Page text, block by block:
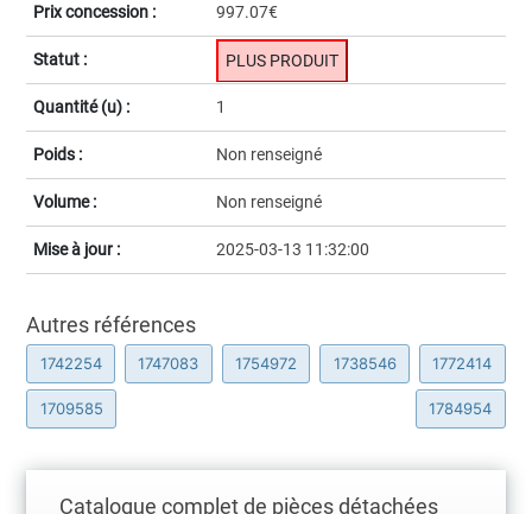
Prix concession : 997.07€
Statut : PLUS PRODUIT
Quantité (u) : 1
Poids : Non renseigné
Volume : Non renseigné
Mise à jour : 2025-03-13 11:32:00
Autres références
1742254 1747083 1754972 1738546 1772414
1709585 1784954
Catalogue complet de pièces détachées